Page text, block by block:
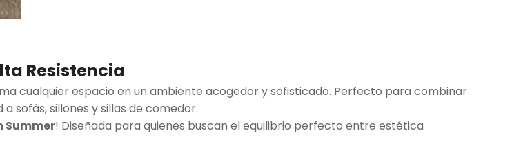
Resistencia
cualquier espacio en un ambiente acogedor y sofisticado. Perfecto para combinar
sofás, sillones y sillas de comedor.
Summer! Diseñada para quienes buscan el equilibrio perfecto entre estética